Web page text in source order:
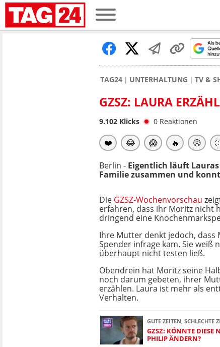
TAG24 UNTERHALTUNG TV &
GZSZ: LAURA
9.102 Klicks 0 Reaktionen
❤️ 😂 😱 🔥 😥
Berlin - Eigentlich läuft
Familie zusammen und
Die GZSZ-Wochenvorschau
erfahren, dass ihr Moritz nicht
dringend eine
Ihre Mutter denkt jedoch, dass
Spender infrage kam. Sie weiß
überhaupt nicht testen ließ.
Obendrein hat Moritz seine
noch darum gebeten, ihrer
erzählen. Laura ist mehr als
Verhalten.
GUTE ZEITEN, SCHLECHTE
GZSZ: KÖNNTE DIESE
PHILIP ÄNDERN?